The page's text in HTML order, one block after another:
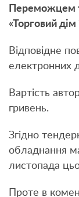
Переможцем
«Торговий дім
Відповідне
електронних
Вартість
гривень.
Згідно
обладнання
листопада
Проте в